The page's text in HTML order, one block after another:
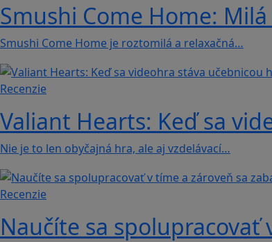
Smushi Come Home:
Smushi Come Home je roztomilá a relaxačná…
Recenzie
Valiant Hearts: Keď sa
Nie je to len obyčajná hra, ale aj vzdelávací…
Recenzie
Naučíte sa spolupracovať